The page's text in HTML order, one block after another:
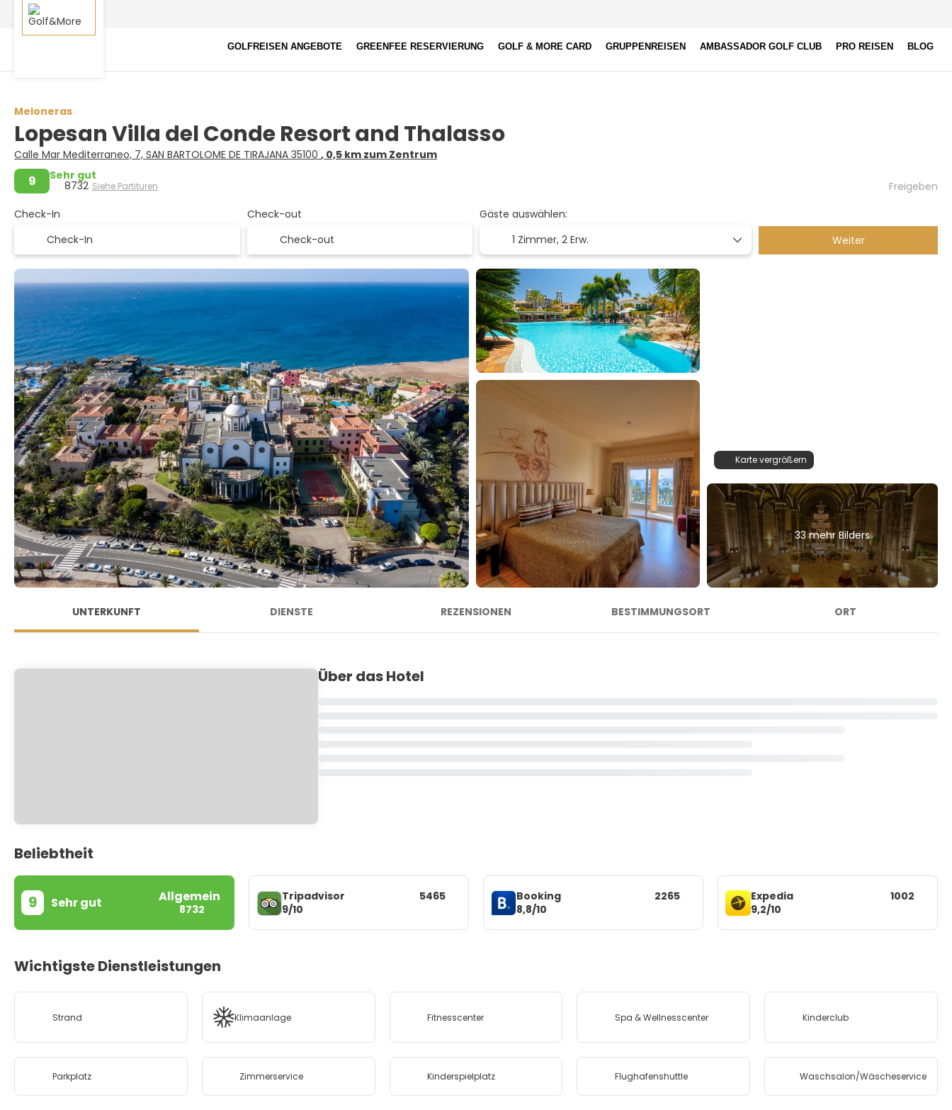
GOLFREISEN ANGEBOTE GREENFEE RESERVIERUNG GOLF & MORE CARD GRUPPENREISEN AMBASSADOR GOLF CLUB PRO REISEN BLOG
Meloneras
Lopesan Villa del Conde Resort and Thalasso
Calle Mar Mediterraneo, 7, SAN BARTOLOME DE TIRAJANA 35100 , 0,5 km zum Zentrum
9 Sehr gut
8732 Siehe Partituren
Freigeben
Check-In
Check-out
Gäste auswählen:
1 Zimmer, 2 Erw. Weiter
Karte vergrößern
33 mehr Bilders
UNTERKUNFT DIENSTE REZENSIONEN BESTIMMUNGSORT ORT
Über das Hotel
Beliebtheit
9 Sehr gut Allgemein
8732
Tripadvisor
9/10
5465
Booking
8,8/10
2265
Expedia
9,2/10
1002
Wichtigste Dienstleistungen
Strand Klimaanlage Fitnesscenter Spa & Wellnesscenter Kinderclub
Parkplatz Zimmerservice Kinderspielplatz Flughafenshuttle Waschsalon/Wäscheservice